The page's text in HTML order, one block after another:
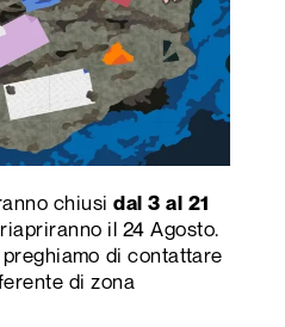
HPL, Metalleido: dietro
tutte le qualità
un’elevata
chimici e ai solventi
nel tempo, ma
di manutenzione.
contribuiscono ad
design di ogni
chiusidal 3 al 21
il 24 Agosto.
di contattare
di zona